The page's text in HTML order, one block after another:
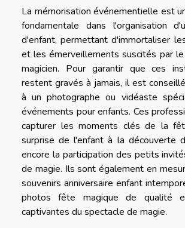
La mémorisation événementielle est
fondamentale dans l'organisation
d'enfant, permettant d'immortaliser
et les émerveillements suscités par
magicien. Pour garantir que ces
restent gravés à jamais, il est
à un photographe ou vidéaste
événements pour enfants. Ces
capturer les moments clés de la
surprise de l'enfant à la découverte
encore la participation des petits
de magie. Ils sont également en
souvenirs anniversaire enfant
photos fête magique de qualité
captivantes du spectacle de magie.